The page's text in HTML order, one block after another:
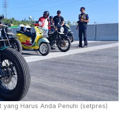
yang Harus Anda Penuhi (setpres)